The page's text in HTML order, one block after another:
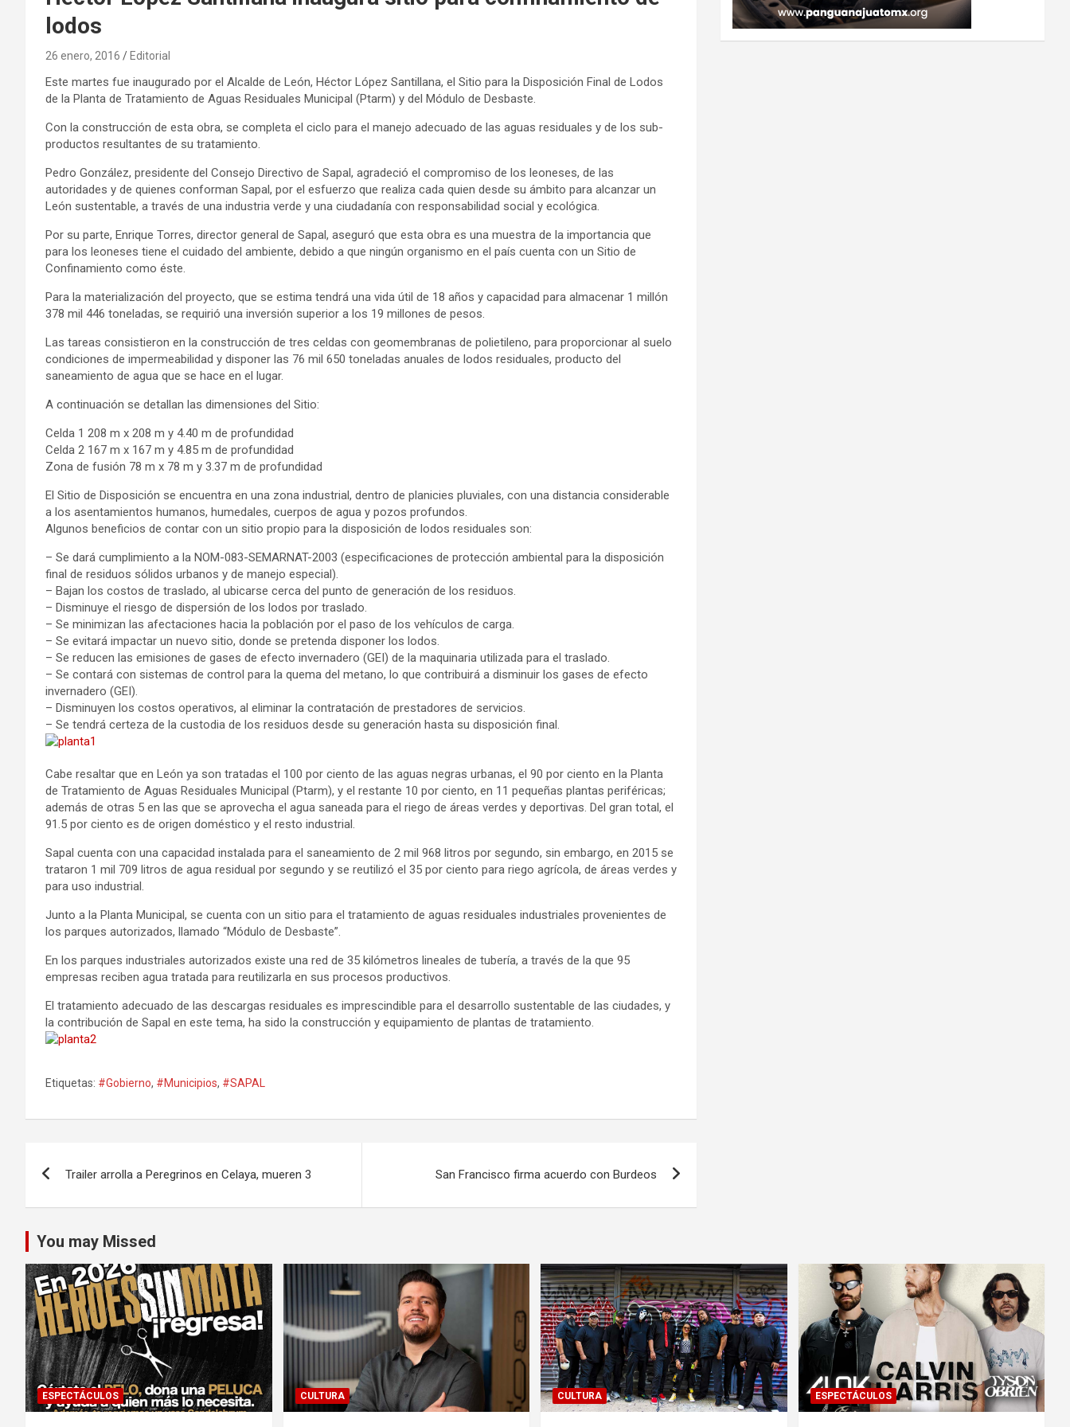
lodos
26 enero, 2016 Editorial
Este martes fue inaugurado por el Alcalde de León, Héctor López Santillana, el Sitio para la Disposición Final de Lodos
de la Planta de Tratamiento de Aguas Residuales Municipal (Ptarm) y del Módulo de Desbaste.
Con la construcción de esta obra, se completa el ciclo para el manejo adecuado de las aguas residuales y de los sub-
productos resultantes de su tratamiento.
Pedro González, presidente del Consejo Directivo de Sapal, agradeció el compromiso de los leoneses, de las
autoridades y de quienes conforman Sapal, por el esfuerzo que realiza cada quien desde su ámbito para alcanzar un
León sustentable, a través de una industria verde y una ciudadanía con responsabilidad social y ecológica.
Por su parte, Enrique Torres, director general de Sapal, aseguró que esta obra es una muestra de la importancia que
para los leoneses tiene el cuidado del ambiente, debido a que ningún organismo en el país cuenta con un Sitio de
Confinamiento como éste.
Para la materialización del proyecto, que se estima tendrá una vida útil de 18 años y capacidad para almacenar 1 millón
378 mil 446 toneladas, se requirió una inversión superior a los 19 millones de pesos.
Las tareas consistieron en la construcción de tres celdas con geomembranas de polietileno, para proporcionar al suelo
condiciones de impermeabilidad y disponer las 76 mil 650 toneladas anuales de lodos residuales, producto del
saneamiento de agua que se hace en el lugar.
A continuación se detallan las dimensiones del Sitio:
Celda 1 208 m x 208 m y 4.40 m de profundidad
Celda 2 167 m x 167 m y 4.85 m de profundidad
Zona de fusión 78 m x 78 m y 3.37 m de profundidad
El Sitio de Disposición se encuentra en una zona industrial, dentro de planicies pluviales, con una distancia considerable
a los asentamientos humanos, humedales, cuerpos de agua y pozos profundos.
Algunos beneficios de contar con un sitio propio para la disposición de lodos residuales son:
– Se dará cumplimiento a la NOM-083-SEMARNAT-2003 (especificaciones de protección ambiental para la disposición
final de residuos sólidos urbanos y de manejo especial).
– Bajan los costos de traslado, al ubicarse cerca del punto de generación de los residuos.
– Disminuye el riesgo de dispersión de los lodos por traslado.
– Se minimizan las afectaciones hacia la población por el paso de los vehículos de carga.
– Se evitará impactar un nuevo sitio, donde se pretenda disponer los lodos.
– Se reducen las emisiones de gases de efecto invernadero (GEI) de la maquinaria utilizada para el traslado.
– Se contará con sistemas de control para la quema del metano, lo que contribuirá a disminuir los gases de efecto
invernadero (GEI).
– Disminuyen los costos operativos, al eliminar la contratación de prestadores de servicios.
– Se tendrá certeza de la custodia de los residuos desde su generación hasta su disposición final.
Cabe resaltar que en León ya son tratadas el 100 por ciento de las aguas negras urbanas, el 90 por ciento en la Planta
de Tratamiento de Aguas Residuales Municipal (Ptarm), y el restante 10 por ciento, en 11 pequeñas plantas periféricas;
además de otras 5 en las que se aprovecha el agua saneada para el riego de áreas verdes y deportivas. Del gran total, el
91.5 por ciento es de origen doméstico y el resto industrial.
Sapal cuenta con una capacidad instalada para el saneamiento de 2 mil 968 litros por segundo, sin embargo, en 2015 se
trataron 1 mil 709 litros de agua residual por segundo y se reutilizó el 35 por ciento para riego agrícola, de áreas verdes y
para uso industrial.
Junto a la Planta Municipal, se cuenta con un sitio para el tratamiento de aguas residuales industriales provenientes de
los parques autorizados, llamado “Módulo de Desbaste”.
En los parques industriales autorizados existe una red de 35 kilómetros lineales de tubería, a través de la que 95
empresas reciben agua tratada para reutilizarla en sus procesos productivos.
El tratamiento adecuado de las descargas residuales es imprescindible para el desarrollo sustentable de las ciudades, y
la contribución de Sapal en este tema, ha sido la construcción y equipamiento de plantas de tratamiento.
Etiquetas: #Gobierno, #Municipios, #SAPAL
entradas
Trailer arrolla a Peregrinos en Celaya, mueren 3 San Francisco firma acuerdo con Burdeos
You may Missed
ESPECTÁCULOS CULTURA CULTURA ESPECTÁCULOS